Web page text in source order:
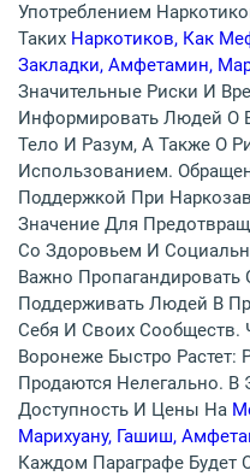
Употреблением
Таких Наркотиков, Как
Закладки, Амфетамин,
Значительные Риски И
Информировать Людей О
Тело И Разум, А Также О
Использованием.
Поддержкой При
Значение Для
Со Здоровьем И
Важно
Поддерживать Людей В
Себя И Своих
Воронеже Быстро Растет:
Продаются Нелегально. В
Доступность И Цены На
Марихуану, Гашиш,
Каждом Параграфе Будет